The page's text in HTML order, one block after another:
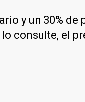
y un 30% de
consulte, el